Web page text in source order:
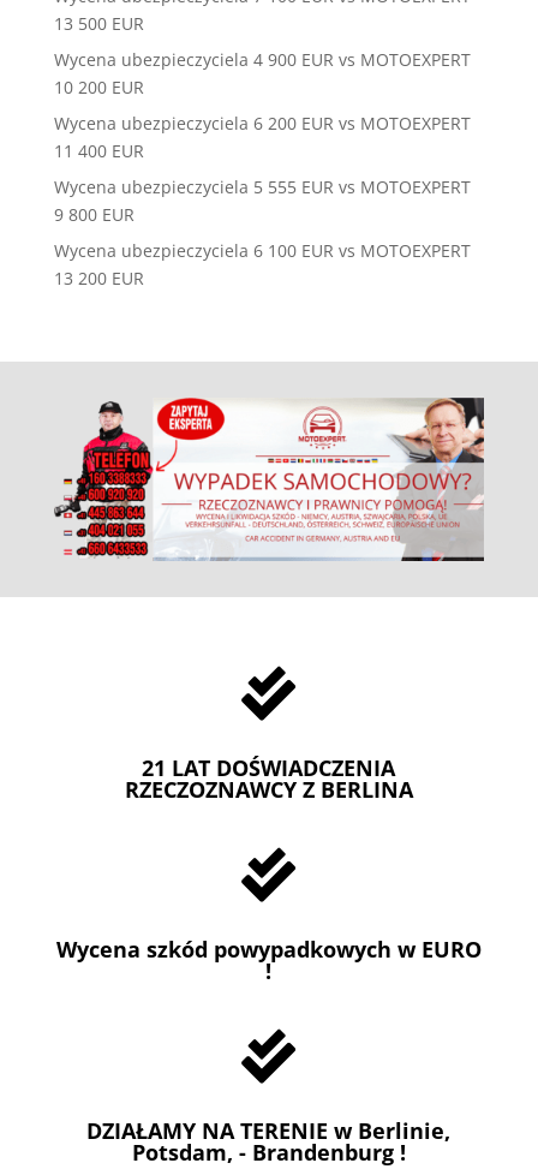
13 500 EUR
Wycena ubezpieczyciela 4 900 EUR vs MOTOEXPERT
10 200 EUR
Wycena ubezpieczyciela 6 200 EUR vs MOTOEXPERT
11 400 EUR
Wycena ubezpieczyciela 5 555 EUR vs MOTOEXPERT
9 800 EUR
Wycena ubezpieczyciela 6 100 EUR vs MOTOEXPERT
13 200 EUR

21 LAT DOŚWIADCZENIA
RZECZOZNAWCY Z BERLINA

Wycena szkód powypadkowych w EURO
!

DZIAŁAMY NA TERENIE w Berlinie,
Potsdam, - Brandenburg !